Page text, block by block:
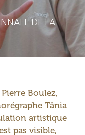
DE LA
Boulez,
Tânia
artistique
pas visible,